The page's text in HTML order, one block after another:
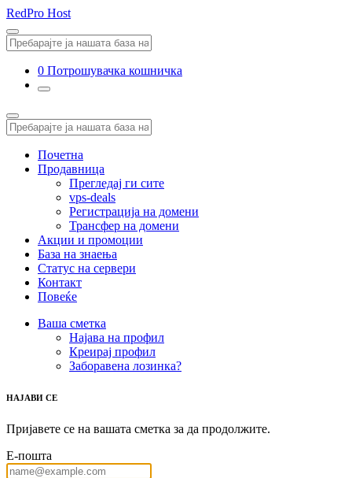
RedPro Host
0 Потрошувачка кошничка
Почетна
Продавница
Прегледај ги сите
vps-deals
Регистрација на домени
Трансфер на домени
Акции и промоции
База на знаења
Статус на сервери
Контакт
Повеќе
Ваша сметка
Најава на профил
Креирај профил
Заборавена лозинка?
НАЈАВИ СЕ
Пријавете се на вашата сметка за да продолжите.
Е-пошта